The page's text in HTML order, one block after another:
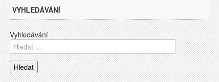
VYHLEDÁVÁNÍ
Vyhledávání